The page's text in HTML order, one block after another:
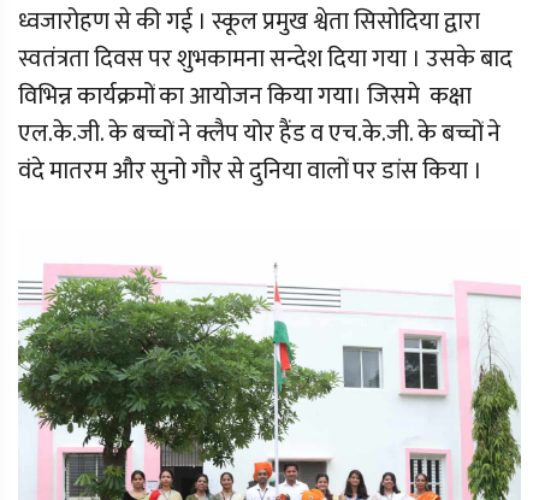
ध्वजारोहण से की गई । स्कूल प्रमुख श्वेता सिसोदिया द्वारा
स्वतंत्रता दिवस पर शुभकामना सन्देश दिया गया । उसके बाद
विभिन्न कार्यक्रमों का आयोजन किया गया। जिसमे कक्षा
एल.के.जी. के बच्चों ने क्लैप योर हैंड व एच.के.जी. के बच्चों ने
वंदे मातरम और सुनो गौर से दुनिया वालों पर डांस किया ।